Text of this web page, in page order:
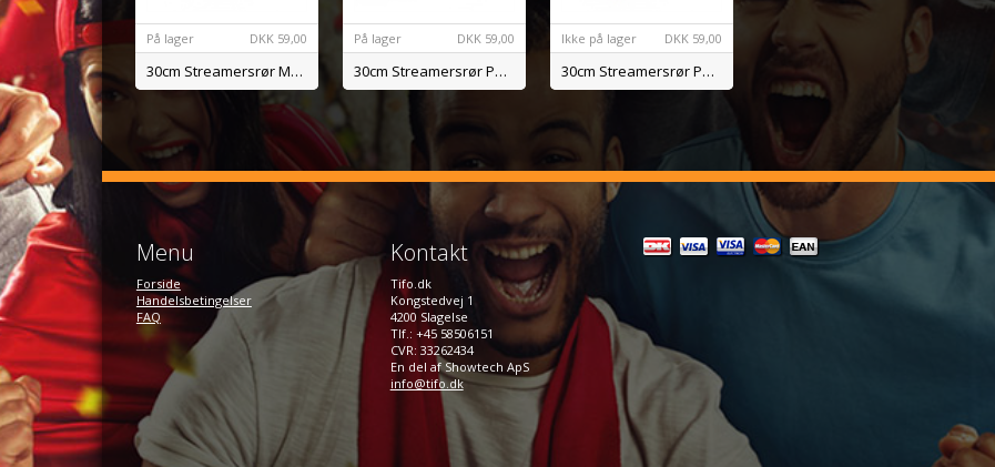
DKK 59,00
På lager
30cm Streamersrør Metal Mix
DKK 59,00
På lager
30cm Streamersrør Papir Hvid BIO
DKK 59,00
Ikke på lager
30cm Streamersrør Papir Mix BIO
Menu
Forside
Handelsbetingelser
FAQ
Kontakt
Tifo.dk
Kongstedvej 1
4200 Slagelse
Tlf.: +45 58506151
CVR: 33262434
En del af Showtech ApS
info@tifo.dk